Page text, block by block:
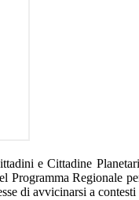
e Cittadine
Programma
di avvicinarsi a